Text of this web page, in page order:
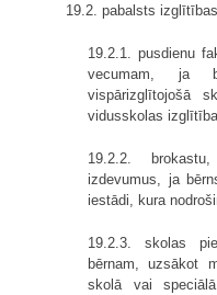
19.2. pabalsts
19.2.1. pusdienu
vecumam, ja
vispārizglītojošā
vidusskolas
19.2.2.
izdevumus, ja
iestādi, kura
19.2.3. skolas
bērnam, uzsākot
skolā vai